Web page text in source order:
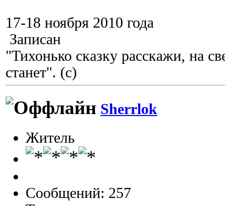
17-18 ноября 2010 года
Записан
"Тихонько сказку расскажи, на
станет". (с)
Sherrlok
Житель
Сообщений: 257